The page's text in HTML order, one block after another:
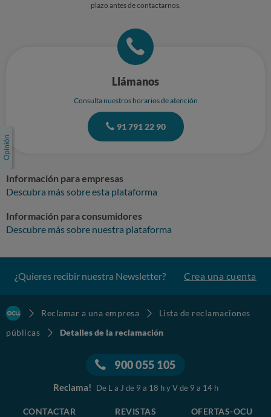
plazo antes de contactarnos.
Llámanos
Consulta nuestros horarios de atención
91 791 22 90
Información para empresas
Descubra más sobre esta plataforma
Información para consumidores
Descubre más sobre nuestra plataforma
¿Quieres recibir nuestra Newsletter? Crea una cuenta
Reclamar a una empresa
Lista de reclamaciones
públicas
Detalles de la reclamación
900 055 105
Reclama! De L a J de 9 a 18 h y V de 9 a 14 h
CONTACTAR REVISTAS OFERTAS-OCU